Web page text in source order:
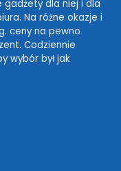
gadżety dla niej i dla
Na różne okazje i
ceny na pewno
Codziennie
wybór był jak